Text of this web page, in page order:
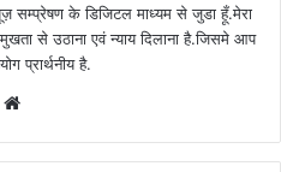
सम्प्रेषण के डिजिटल माध्यम से जुडा हूँ.मेरा
से उठाना एवं न्याय दिलाना है.जिसमे आप
प्रार्थनीय है.